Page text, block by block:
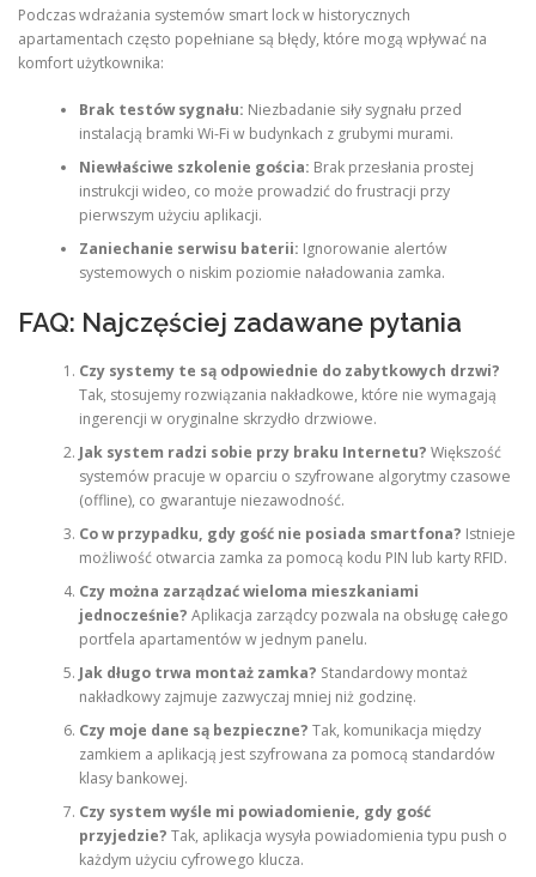
Podczas wdrażania systemów smart lock w historycznych
apartamentach często popełniane są błędy, które mogą wpływać na
komfort użytkownika:
Brak testów sygnału: Niezbadanie siły sygnału przed
instalacją bramki Wi-Fi w budynkach z grubymi murami.
Niewłaściwe szkolenie gościa: Brak przesłania prostej
instrukcji wideo, co może prowadzić do frustracji przy
pierwszym użyciu aplikacji.
Zaniechanie serwisu baterii: Ignorowanie alertów
systemowych o niskim poziomie naładowania zamka.
FAQ: Najczęściej zadawane pytania
Czy systemy te są odpowiednie do zabytkowych drzwi?
Tak, stosujemy rozwiązania nakładkowe, które nie wymagają
ingerencji w oryginalne skrzydło drzwiowe.
Jak system radzi sobie przy braku Internetu? Większość
systemów pracuje w oparciu o szyfrowane algorytmy czasowe
(offline), co gwarantuje niezawodność.
Co w przypadku, gdy gość nie posiada smartfona? Istnieje
możliwość otwarcia zamka za pomocą kodu PIN lub karty RFID.
Czy można zarządzać wieloma mieszkaniami
jednocześnie? Aplikacja zarządcy pozwala na obsługę całego
portfela apartamentów w jednym panelu.
Jak długo trwa montaż zamka? Standardowy montaż
nakładkowy zajmuje zazwyczaj mniej niż godzinę.
Czy moje dane są bezpieczne? Tak, komunikacja między
zamkiem a aplikacją jest szyfrowana za pomocą standardów
klasy bankowej.
Czy system wyśle mi powiadomienie, gdy gość
przyjedzie? Tak, aplikacja wysyła powiadomienia typu push o
każdym użyciu cyfrowego klucza.